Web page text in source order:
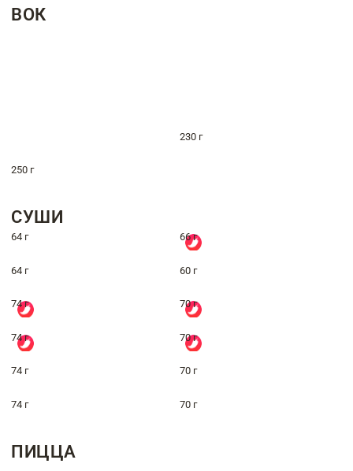
ВОК
230 г
250 г
СУШИ
64 г 66 г
64 г 60 г
74 г 70 г
74 г 70 г
74 г 70 г
74 г 70 г
ПИЦЦА